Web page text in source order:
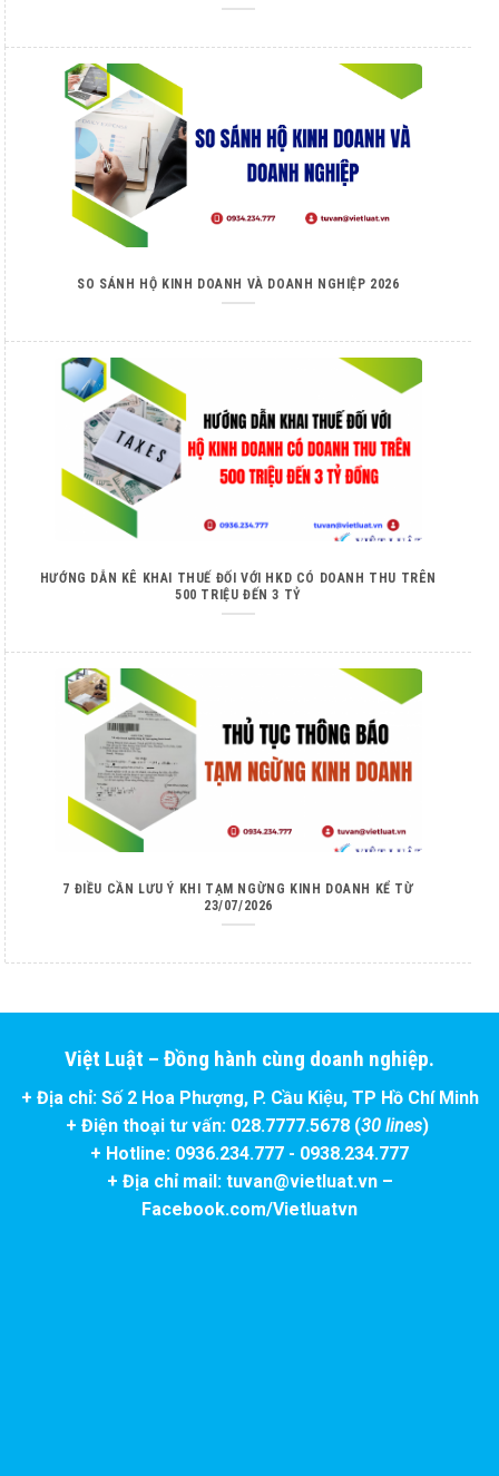
SO SÁNH HỘ KINH DOANH VÀ DOANH NGHIỆP 2026
HƯỚNG DẪN KÊ KHAI THUẾ ĐỐI VỚI HKD CÓ DOANH THU TRÊN
500 TRIỆU ĐẾN 3 TỶ
7 ĐIỀU CẦN LƯU Ý KHI TẠM NGỪNG KINH DOANH KỂ TỪ
23/07/2026
Việt Luật – Đồng hành cùng doanh nghiệp.
+ Địa chỉ: Số 2 Hoa Phượng, P. Cầu Kiệu, TP Hồ Chí Minh
+ Điện thoại tư vấn: 028.7777.5678 (30 lines)
+ Hotline: 0936.234.777 - 0938.234.777
+ Địa chỉ mail: tuvan@vietluat.vn –
Facebook.com/Vietluatvn